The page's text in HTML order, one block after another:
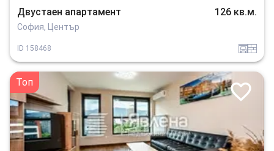
Двустаен апартамент 126 кв.м.
София, Център
ID 158468 garajtuhla
Топ